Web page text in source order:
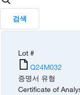
검색
Lot #
Q24M032
증명서 유형
Certificate of